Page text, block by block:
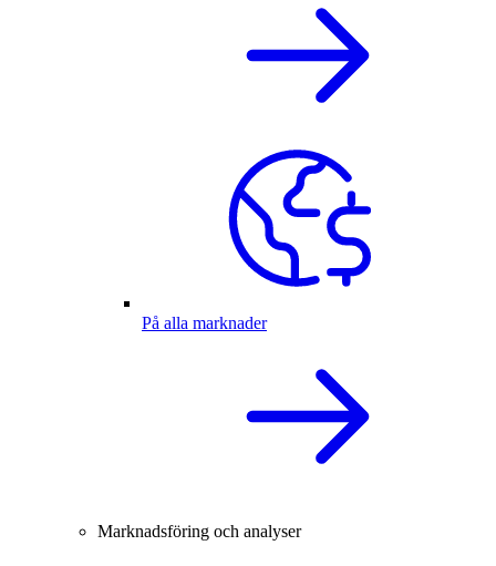
På alla marknader
Marknadsföring och analyser